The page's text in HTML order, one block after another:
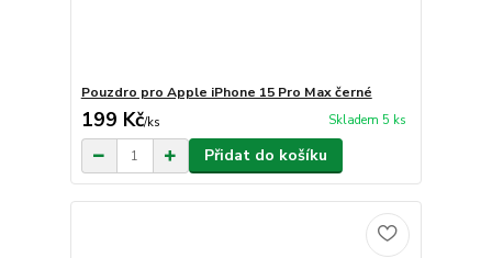
Pouzdro pro Apple iPhone 15 Pro Max černé
199 Kč/ks Skladem 5 ks
Přidat do košíku